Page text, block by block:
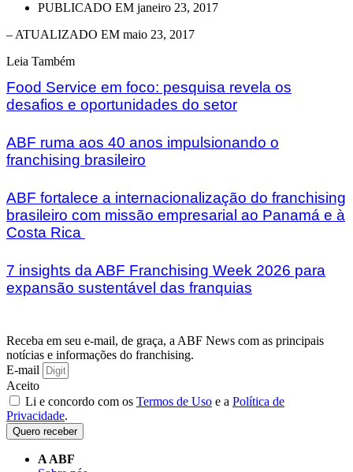
PUBLICADO EM janeiro 23, 2017
– ATUALIZADO EM maio 23, 2017
Leia Também
Food Service em foco: pesquisa revela os
desafios e oportunidades do setor
ABF ruma aos 40 anos impulsionando o
franchising brasileiro
ABF fortalece a internacionalização do franchising
brasileiro com missão empresarial ao Panamá e à
Costa Rica
7 insights da ABF Franchising Week 2026 para
expansão sustentável das franquias
Receba em seu e-mail, de graça, a ABF News com as principais
notícias e informações do franchising.
E-mail
Aceito
Li e concordo com os Termos de Uso e a Política de
Privacidade.
Quero receber
A ABF